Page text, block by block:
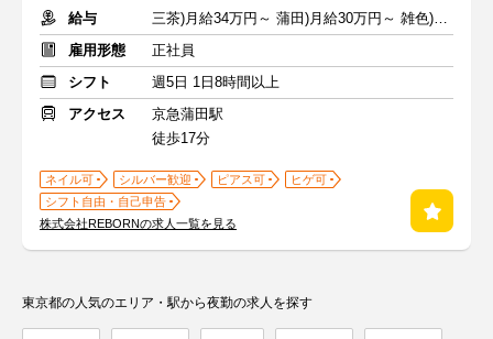
給与
三茶)月給34万円～ 蒲田)月給30万円～ 雑色)月給25万円～+交通費
雇用形態
正社員
シフト
週5日 1日8時間以上
アクセス
京急蒲田駅
徒歩17分
ネイル可 シルバー歓迎 ピアス可
ヒゲ可
シフト自由・自己申告
株式会社REBORNの求人一覧を見る
東京都の人気のエリア・駅から夜勤の求人を探す